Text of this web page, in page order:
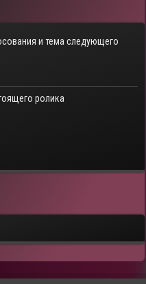
и тема следующего
ролика